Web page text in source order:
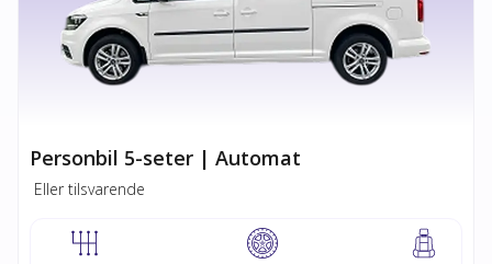
Personbil 5-seter | Automat
Eller tilsvarende